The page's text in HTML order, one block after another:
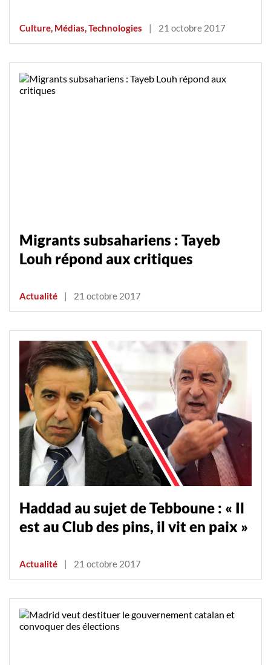
Culture, Médias, Technologies | 21 octobre 2017
Migrants subsahariens : Tayeb
Louh répond aux critiques
Actualité | 21 octobre 2017
Haddad au sujet de Tebboune : « Il
est au Club des pins, il vit en paix »
Actualité | 21 octobre 2017